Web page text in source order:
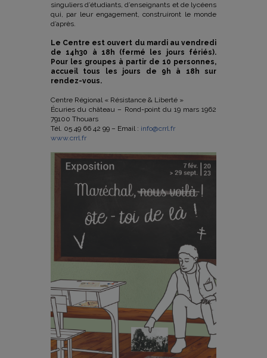
singuliers d’étudiants, d’enseignants et de lycéens
qui, par leur engagement, construiront le monde
d’après.
Le Centre est ouvert du mardi au vendredi
de 14h30 à 18h (fermé les jours fériés).
Pour les groupes à partir de 10 personnes,
accueil tous les jours de 9h à 18h sur
rendez-vous.
Centre Régional « Résistance & Liberté »
Écuries du château – Rond-point du 19 mars 1962
79100 Thouars
Tél. 05 49 66 42 99 – Email : info@crrl.fr
www.crrl.fr